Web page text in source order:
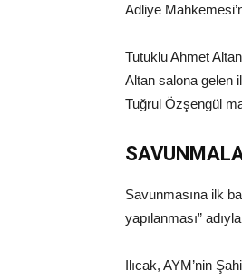
Adliye
Tutuklu Ahmet
Altan salona gelen
Tuğrul Özşengül
Savunmasına ilk
yapılanması”
Ilıcak, AYM’nin